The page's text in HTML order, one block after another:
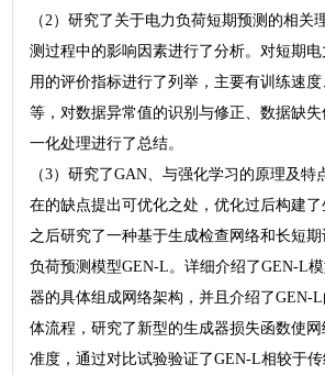
（2）研究了关于电力负荷短期预测的相关
测过程中的影响因素进行了分析。对短期
用的评价指标进行了列举，主要有训练速度
等，对数据异常值的识别与修正、数据缺
一化处理进行了总结。
（3）研究了GAN、与强化学习的原理及特
在的缺点提出可优化之处，优化过后构建了
之后研究了一种基于生成检查网络和长短
负荷预测模型GEN-L。详细介绍了GEN-L
器的具体组成网络架构，并且介绍了GEN-
体流程，研究了新型的生成器损失函数使
准度，通过对比试验验证了GEN-L相较于